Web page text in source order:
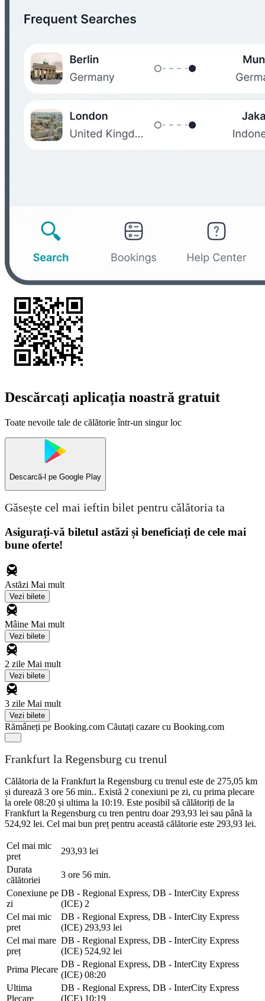
Descărcați aplicația noastră gratuit
Toate nevoile tale de călătorie într-un singur loc
Descarcă-l pe Google Play
Găsește cel mai ieftin bilet pentru călătoria ta
Asigurați-vă biletul astăzi și beneficiați de cele mai
bune oferte!
Astăzi Mai mult
Vezi bilete
Mâine Mai mult
Vezi bilete
2 zile Mai mult
Vezi bilete
3 zile Mai mult
Vezi bilete
Rămâneți pe Booking.com Căutați cazare cu Booking.com
Frankfurt la Regensburg cu trenul
Călătoria de la Frankfurt la Regensburg cu trenul este de 275,05 km
și durează 3 ore 56 min.. Există 2 conexiuni pe zi, cu prima plecare
la orele 08:20 și ultima la 10:19. Este posibil să călătoriți de la
Frankfurt la Regensburg cu tren pentru doar 293,93 lei sau până la
524,92 lei. Cel mai bun preț pentru această călătorie este 293,93 lei.
Cel mai mic
pret
293,93 lei
Durata
călătoriei
3 ore 56 min.
Conexiune pe
zi
DB - Regional Express, DB - InterCity Express
(ICE) 2
Cel mai mic
pret
DB - Regional Express, DB - InterCity Express
(ICE) 293,93 lei
Cel mai mare
preț
DB - Regional Express, DB - InterCity Express
(ICE) 524,92 lei
Prima Plecare
DB - Regional Express, DB - InterCity Express
(ICE) 08:20
Ultima
Plecare
DB - Regional Express, DB - InterCity Express
(ICE) 10:19